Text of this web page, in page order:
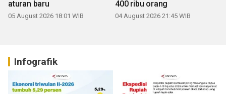
aturan baru
05 August 2026 18:01 WIB
400 ribu orang
04 August 2026 21:45 WIB
Infografik